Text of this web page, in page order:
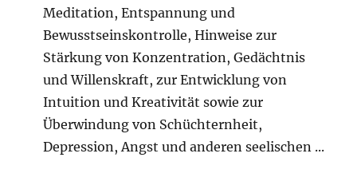
Meditation, Entspannung und
Bewusstseinskontrolle, Hinweise zur
Stärkung von Konzentration, Gedächtnis
und Willenskraft, zur Entwicklung von
Intuition und Kreativität sowie zur
Überwindung von Schüchternheit,
Depression, Angst und anderen seelischen ...